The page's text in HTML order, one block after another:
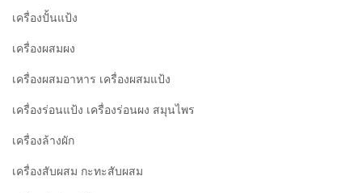
เครื่องปั้นแป้ง
เครื่องผสมผง
เครื่องผสมอาหาร เครื่องผสมแป้ง
เครื่องร่อนแป้ง เครื่องร่อนผง สมุนไพร
เครื่องล้างผัก
เครื่องสับผสม กะทะสับผสม